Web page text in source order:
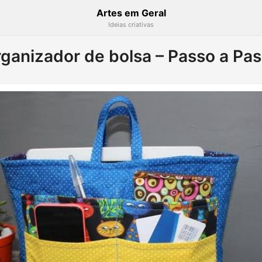
Artes em Geral
Ideias criativas
de bolsa – Passo a